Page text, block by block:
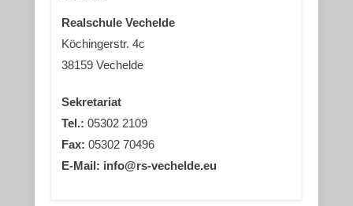
Realschule Vechelde
Köchingerstr. 4c
38159 Vechelde
Sekretariat
Tel.: 05302 2109
Fax: 05302 70496
E-Mail: info@rs-vechelde.eu